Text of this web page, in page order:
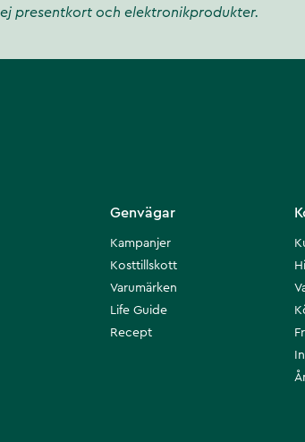
presentkort och elektronikprodukter.
Genvägar
Kampanjer
Kosttillskott
Varumärken
Life Guide
Recept